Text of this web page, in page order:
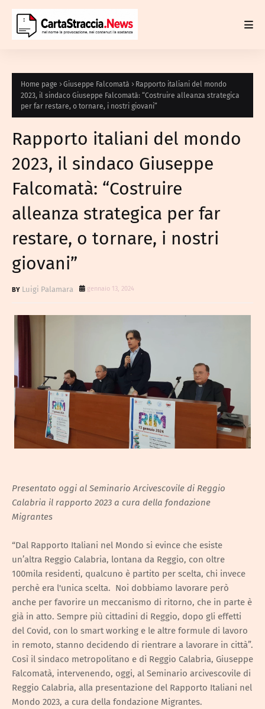
Home page Giuseppe Falcomatà
Rapporto italiani del mondo
2023, il sindaco Giuseppe Falcomatà: “Costruire alleanza strategica
per far restare, o tornare, i nostri giovani”
Rapporto italiani del mondo
2023, il sindaco Giuseppe
Falcomatà: “Costruire
alleanza strategica per far
restare, o tornare, i nostri
giovani”
Luigi Palamara gennaio 13, 2024
Presentato oggi al Seminario Arcivescovile di Reggio
Calabria il rapporto 2023 a cura della fondazione
Migrantes
“Dal Rapporto Italiani nel Mondo si evince che esiste
un’altra Reggio Calabria, lontana da Reggio, con oltre
100mila residenti, qualcuno è partito per scelta, chi invece
perchè era l'unica scelta. Noi dobbiamo lavorare però
anche per favorire un meccanismo di ritorno, che in parte è
già in atto. Sempre più cittadini di Reggio, dopo gli effetti
del Covid, con lo smart working e le altre formule di lavoro
in remoto, stanno decidendo di rientrare a lavorare in città”.
Così il sindaco metropolitano e di Reggio Calabria, Giuseppe
Falcomatà, intervenendo, oggi, al Seminario arcivescovile di
Reggio Calabria, alla presentazione del Rapporto Italiani nel
Mondo 2023, a cura della fondazione Migrantes.